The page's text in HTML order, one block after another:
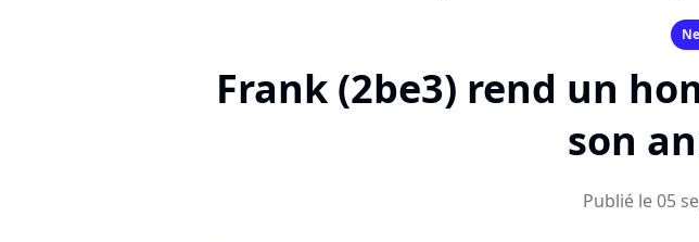
Frank (2be3) rend un
son
Publié le 05